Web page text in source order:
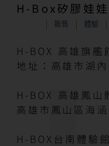
H-Box矽膠娃
販售 體驗
H-BOX 高雄旗艦
地址：高雄市湖
H-BOX 高雄鳳山
高雄市鳳山區海
H-BOX台南體驗館